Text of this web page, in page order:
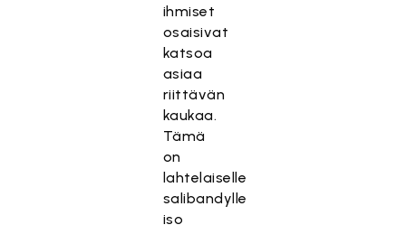
ihmiset
osaisivat
katsoa
asiaa
riittävän
kaukaa.
Tämä
on
lahtelaiselle
salibandylle
iso